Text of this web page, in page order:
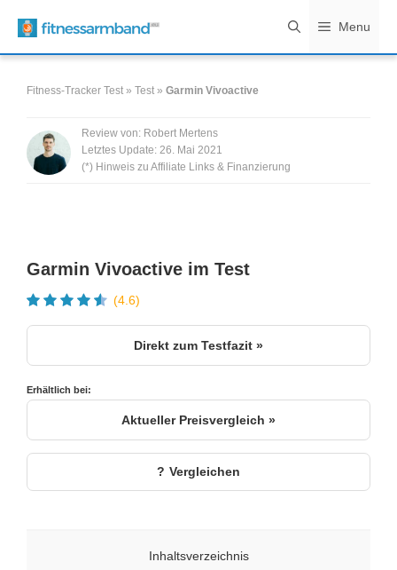
Inhalt
springen
Menu
Fitness-Tracker Test » Test » Garmin Vivoactive
Review von: Robert Mertens
Letztes Update: 26. Mai 2021
(*) Hinweis zu Affiliate Links & Finanzierung
Garmin Vivoactive im Test
(4.6)
Direkt zum Testfazit »
Erhältlich bei:
Aktueller Preisvergleich »
Vergleichen
Inhaltsverzeichnis